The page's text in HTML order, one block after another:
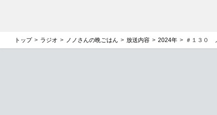
トップ ラジオ ノノさんの晩ごはん 放送内容 2024年 ＃１３０